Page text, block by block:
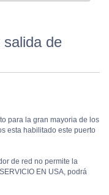
de
para la gran mayoria de los
esta habilitado este puerto
de red no permite la
EN USA, podrá